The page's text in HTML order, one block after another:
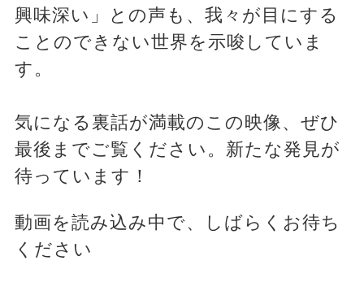
興味深い」との声も、我々が目にする
ことのできない世界を示唆していま
す。
気になる裏話が満載のこの映像、ぜひ
最後までご覧ください。新たな発見が
待っています！
動画を読み込み中で、しばらくお待ち
ください